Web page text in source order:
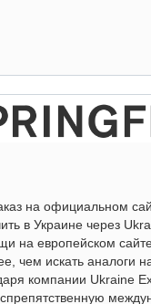
на официальном
в Украине через
на европейском
чем искать аналоги
компании Ukraine